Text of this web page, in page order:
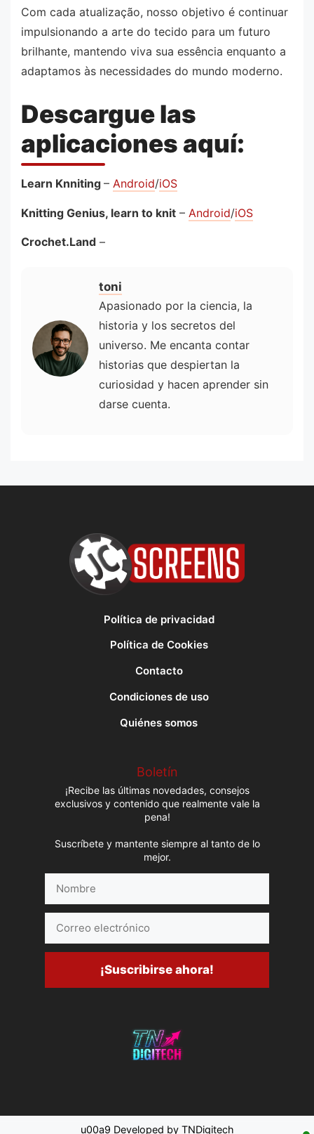
Com cada atualização, nosso objetivo é continuar
impulsionando a arte do tecido para um futuro
brilhante, mantendo viva sua essência enquanto a
adaptamos às necessidades do mundo moderno.
Descargue las
aplicaciones aquí:
Learn Knniting – Android/iOS
Knitting Genius, learn to knit – Android/iOS
Crochet.Land –
toni
Apasionado por la ciencia, la
historia y los secretos del
universo. Me encanta contar
historias que despiertan la
curiosidad y hacen aprender sin
darse cuenta.
Política de privacidad
Política de Cookies
Contacto
Condiciones de uso
Quiénes somos
Boletín
¡Recibe las últimas novedades, consejos
exclusivos y contenido que realmente vale la
pena!
Suscríbete y mantente siempre al tanto de lo
mejor.
electrónico
¡Suscribirse ahora!